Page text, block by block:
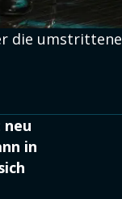
die umstrittene
in